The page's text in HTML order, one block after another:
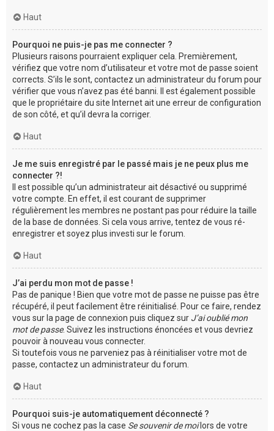
Haut
Pourquoi ne puis-je pas me connecter ?
Plusieurs raisons pourraient expliquer cela. Premièrement,
vérifiez que votre nom d’utilisateur et votre mot de passe soient
corrects. S’ils le sont, contactez un administrateur du forum pour
vérifier que vous n’avez pas été banni. Il est également possible
que le propriétaire du site Internet ait une erreur de configuration
de son côté, et qu’il devra la corriger.
Haut
Je me suis enregistré par le passé mais je ne peux plus me
connecter ?!
Il est possible qu’un administrateur ait désactivé ou supprimé
votre compte. En effet, il est courant de supprimer
régulièrement les membres ne postant pas pour réduire la taille
de la base de données. Si cela vous arrive, tentez de vous ré-
enregistrer et soyez plus investi sur le forum.
Haut
J’ai perdu mon mot de passe !
Pas de panique ! Bien que votre mot de passe ne puisse pas être
récupéré, il peut facilement être réinitialisé. Pour ce faire, rendez
vous sur la page de connexion puis cliquez sur J’ai oublié mon
mot de passe. Suivez les instructions énoncées et vous devriez
pouvoir à nouveau vous connecter.
Si toutefois vous ne parveniez pas à réinitialiser votre mot de
passe, contactez un administrateur du forum.
Haut
Pourquoi suis-je automatiquement déconnecté ?
Si vous ne cochez pas la case Se souvenir de moilors de votre